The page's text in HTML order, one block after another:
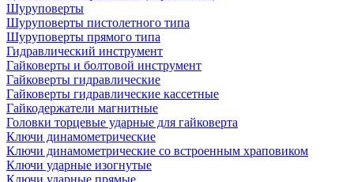
Шуруповерты
Шуруповерты пистолетного типа
Шуруповерты прямого типа
Гидравлический инструмент
Гайковерты и болтовой инструмент
Гайковерты гидравлические
Гайковерты гидравлические кассетные
Гайкодержатели магнитные
Головки торцевые ударные для гайковерта
Ключи динамометрические
Ключи динамометрические со встроенным храповиком
Ключи ударные изогнутые
Ключи ударные прямые